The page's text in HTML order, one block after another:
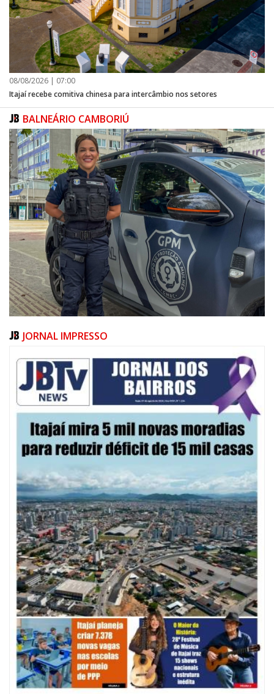
08/08/2026 | 07:00
Itajaí recebe comitiva chinesa para intercâmbio nos setores
BALNEÁRIO CAMBORIÚ
08/08/2026 | 07:00
20 anos da Lei Maria da Penha: mais de 400 mulheres vítimas de violência
doméstica são acompanhadas pela Guarda Municipal
BALNEÁRIO CAMBORIÚ
JORNAL IMPRESSO